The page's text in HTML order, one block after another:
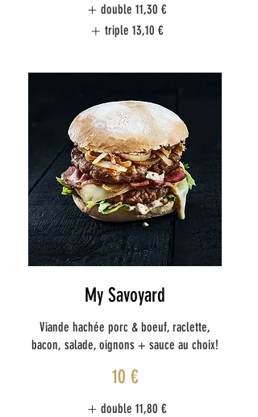
double 11,30 €
triple 13,10 €
My Savoyard
Viande hachée porc & boeuf, raclette,
bacon, salade, oignons + sauce au choix!
10 €
double 11,80 €